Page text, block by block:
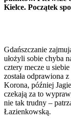
Kielce. Początek
Gdańszczanie
ułożyli sobie chyba
cztery mecze u
została odprawiona
Korona, później
czekają za to
nie tak trudny –
Łazienkowską.